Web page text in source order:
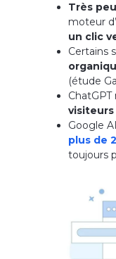
Très
moteur
un clic
Certains
(étude
ChatGPT
visiteurs
Google
plus de
toujours